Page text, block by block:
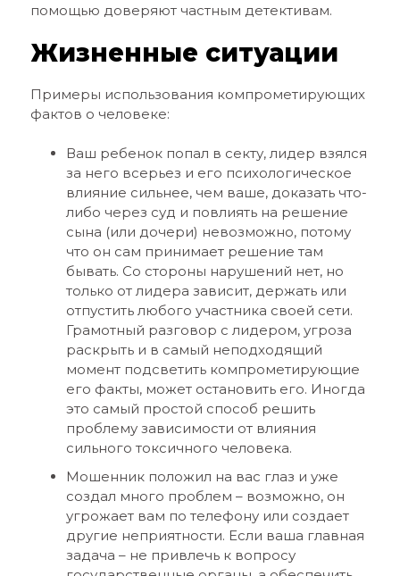
помощью доверяют частным детективам.
Жизненные ситуации
Примеры использования компрометирующих
фактов о человеке:
Ваш ребенок попал в секту, лидер взялся
за него всерьез и его психологическое
влияние сильнее, чем ваше, доказать что-
либо через суд и повлиять на решение
сына (или дочери) невозможно, потому
что он сам принимает решение там
бывать. Со стороны нарушений нет, но
только от лидера зависит, держать или
отпустить любого участника своей сети.
Грамотный разговор с лидером, угроза
раскрыть и в самый неподходящий
момент подсветить компрометирующие
его факты, может остановить его. Иногда
это самый простой способ решить
проблему зависимости от влияния
сильного токсичного человека.
Мошенник положил на вас глаз и уже
создал много проблем – возможно, он
угрожает вам по телефону или создает
другие неприятности. Если ваша главная
задача – не привлечь к вопросу